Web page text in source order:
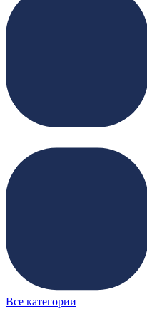
Все категории